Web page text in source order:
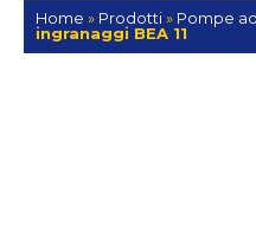
Home » Prodotti» Pompe
ingranaggi BEA 11